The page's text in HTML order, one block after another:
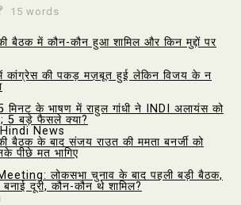
15 words
बैठक में कौन-कौन हुआ शामिल और किन मुद्दों पर
कांग्रेस की पकड़ मज़बूत हुई लेकिन विजय के न
मिनट के भाषण में राहुल गांधी ने INDI अलायंस को
5 बड़े फैसले क्या?
News
बैठक के बाद संजय राउत की ममता बनर्जी को
पीछे मत भागिए
लोकसभा चुनाव के बाद पहली बड़ी बैठक,
दूरी, कौन-कौन थे शामिल?